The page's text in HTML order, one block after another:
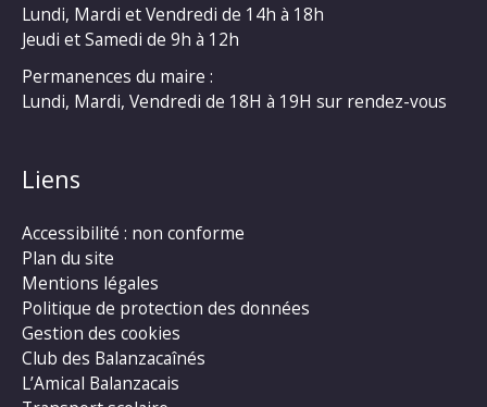
Lundi, Mardi et Vendredi de 14h à 18h
Jeudi et Samedi de 9h à 12h
Permanences du maire :
Lundi, Mardi, Vendredi de 18H à 19H sur rendez-vous
Liens
Accessibilité : non conforme
Plan du site
Mentions légales
Politique de protection des données
Gestion des cookies
Club des Balanzacaînés
L’Amical Balanzacais